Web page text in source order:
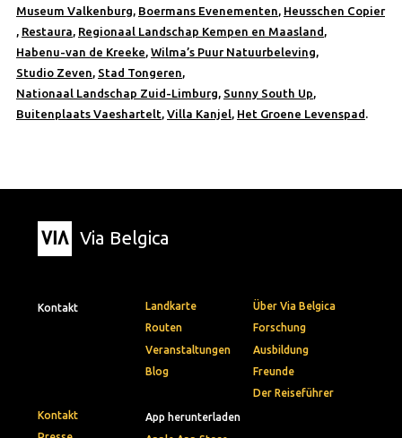
Museum Valkenburg, Boermans Evenementen, Heusschen Copier
, Restaura, Regionaal Landschap Kempen en Maasland ,
Habenu-van de Kreeke, Wilma’s Puur Natuurbeleving,
Studio Zeven, Stad Tongeren,
Nationaal Landschap Zuid-Limburg, Sunny South Up,
Buitenplaats Vaeshartelt, Villa Kanjel, Het Groene Levenspad .
Via Belgica
Kontakt
App herunterladen
Landkarte
Routen
Veranstaltungen
Blog
Über Via Belgica
Forschung
Ausbildung
Freunde
Der Reiseführer
Kontakt